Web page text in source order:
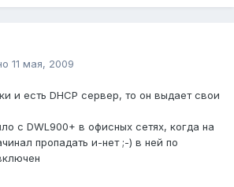
11 мая, 2009
и есть DHCP сервер, то он выдает свои
с DWL900+ в офисных сетях, когда на
пропадать и-нет ;-) в ней по